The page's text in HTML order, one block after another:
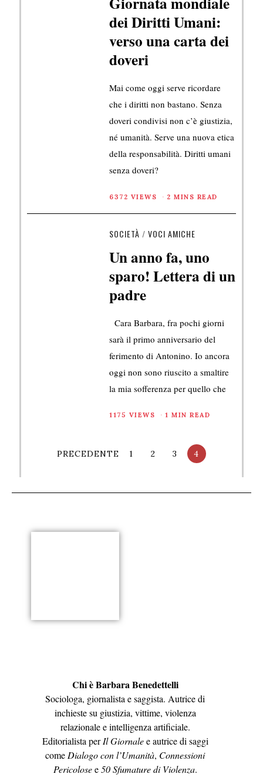
dei Diritti Umani:
verso una carta dei
doveri
Mai come oggi serve ricordare
che i diritti non bastano. Senza
doveri condivisi non c’è giustizia,
né umanità. Serve una nuova etica
della responsabilità. Diritti umani
senza doveri?
6372 VIEWS 2 MINS READ
SOCIETÀ / VOCI AMICHE
Un anno fa, uno
sparo! Lettera di un
padre
Cara Barbara, fra pochi giorni
sarà il primo anniversario del
ferimento di Antonino. Io ancora
oggi non sono riuscito a smaltire
la mia sofferenza per quello che
1175 VIEWS 1 MIN READ
PRECEDENTE 1 2 3 4
Chi è Barbara Benedettelli
Sociologa, giornalista e saggista. Autrice di
inchieste su giustizia, vittime, violenza
relazionale e intelligenza artificiale.
Editorialista perIl Giornalee autrice di saggi
comeDialogo con l’Umanità, Connessioni
Pericolosee50 Sfumature di Violenza.